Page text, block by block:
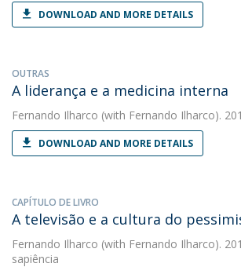
DOWNLOAD AND MORE DETAILS
OUTRAS
A liderança e a medicina interna
Fernando Ilharco (with Fernando Ilharco).
DOWNLOAD AND MORE DETAILS
CAPÍTULO DE LIVRO
A televisão e a cultura do
Fernando Ilharco (with Fernando Ilharco).
sapiência